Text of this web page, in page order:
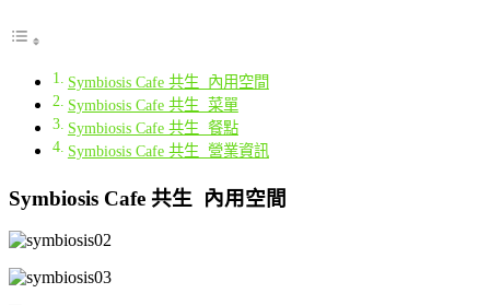
Symbiosis Cafe 共生 內用空間
Symbiosis Cafe 共生 菜單
Symbiosis Cafe 共生 餐點
Symbiosis Cafe 共生 營業資訊
Symbiosis Cafe 共生 內用空間